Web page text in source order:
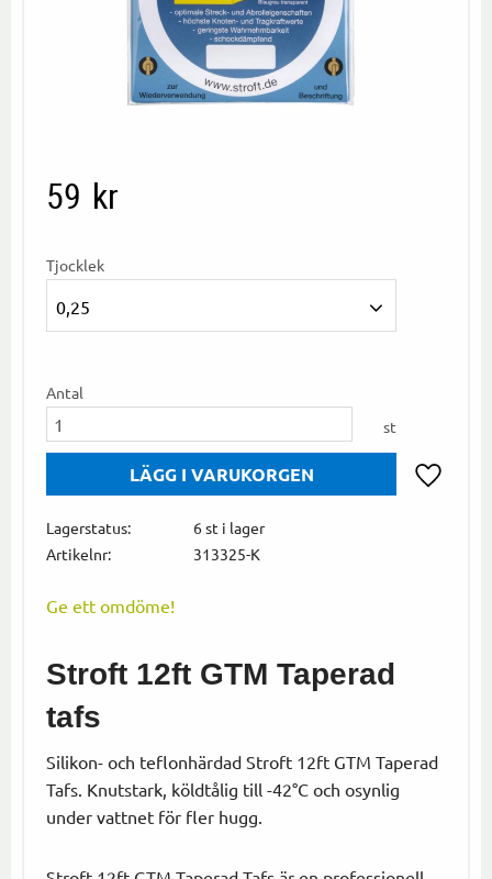
59 kr
Tjocklek
0,25
Antal
st
Lagerstatus
6 st i lager
Artikelnr
313325-K
Ge ett omdöme!
Stroft 12ft GTM Taperad
tafs
Silikon- och teflonhärdad Stroft 12ft GTM Taperad
Tafs. Knutstark, köldtålig till -42°C och osynlig
under vattnet för fler hugg.